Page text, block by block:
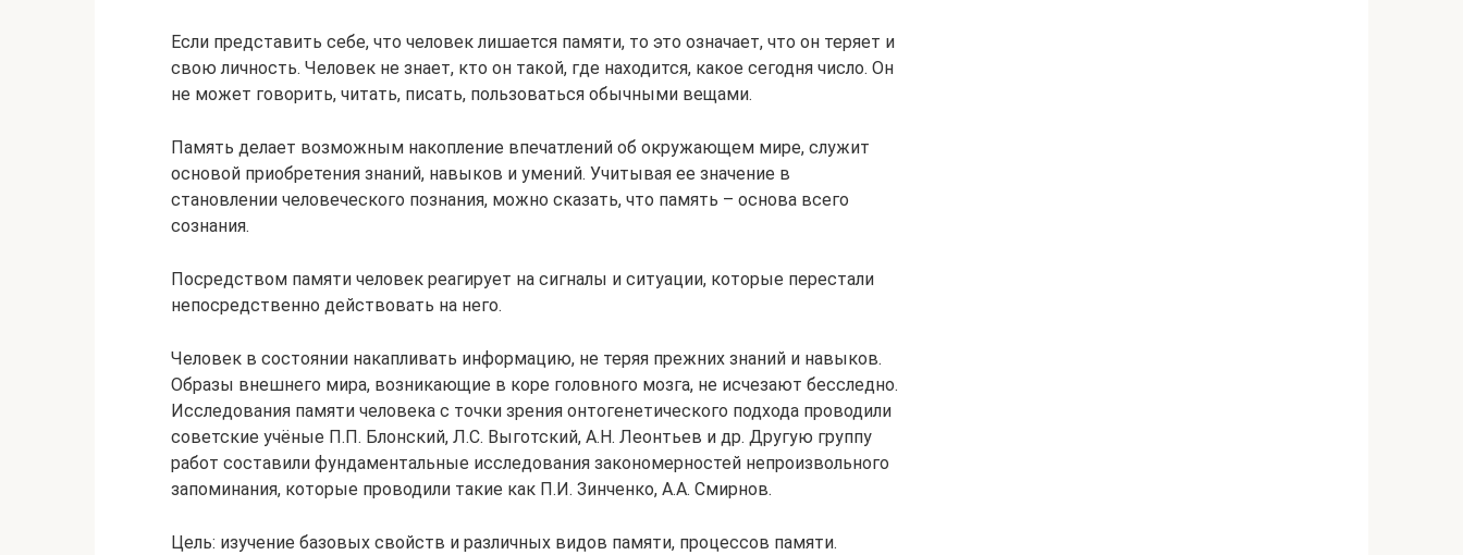
Если представить себе, что человек лишается памяти, то это означает, что он теряет и
свою личность. Человек не знает, кто он такой, где находится, какое сегодня число. Он
не может говорить, читать, писать, пользоваться обычными вещами.
Память делает возможным накопление впечатлений об окружающем мире, служит
основой приобретения знаний, навыков и умений. Учитывая ее значение в
становлении человеческого познания, можно сказать, что память – основа всего
сознания.
Посредством памяти человек реагирует на сигналы и ситуации, которые перестали
непосредственно действовать на него.
Человек в состоянии накапливать информацию, не теряя прежних знаний и навыков.
Образы внешнего мира, возникающие в коре головного мозга, не исчезают бесследно.
Исследования памяти человека с точки зрения онтогенетического подхода проводили
советские учёные П.П. Блонский, Л.С. Выготский, А.Н. Леонтьев и др. Другую группу
работ составили фундаментальные исследования закономерностей непроизвольного
запоминания, которые проводили такие как П.И. Зинченко, А.А. Смирнов.
Цель: изучение базовых свойств и различных видов памяти, процессов памяти.